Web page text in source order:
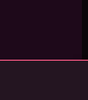
att utveckla din